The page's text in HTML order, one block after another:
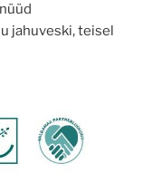
jahuveski, teisel